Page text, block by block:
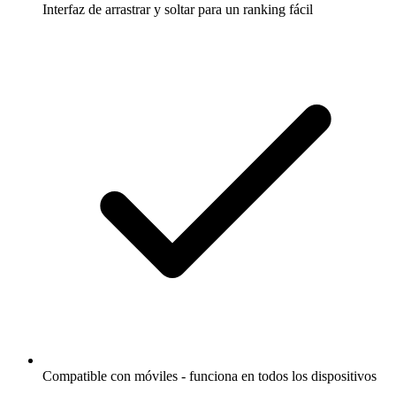
Interfaz de arrastrar y soltar para un ranking fácil
Compatible con móviles - funciona en todos los dispositivos